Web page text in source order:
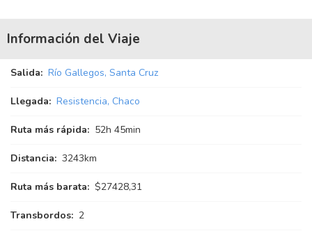
Información del Viaje
Salida: Río Gallegos, Santa Cruz
Llegada: Resistencia, Chaco
Ruta más rápida: 52h 45min
Distancia: 3243km
Ruta más barata: $27428,31
Transbordos: 2